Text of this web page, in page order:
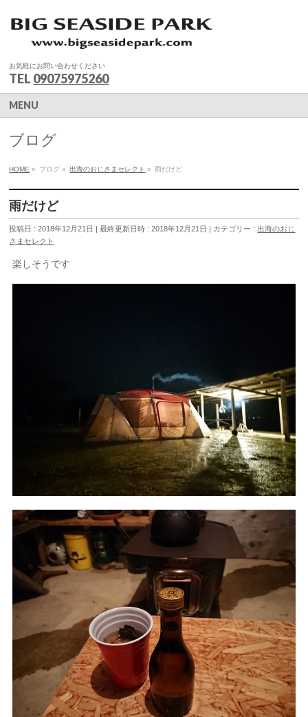
お気軽にお問い合わせください
TEL 09075975260
MENU
ブログ
HOME » ブログ » 出海のおじさまセレクト » 雨だけど
雨だけど
投稿日 : 2018年12月21日 最終更新日時 : 2018年12月21日 カテゴリー :出海のおじ
さまセレクト
楽しそうです